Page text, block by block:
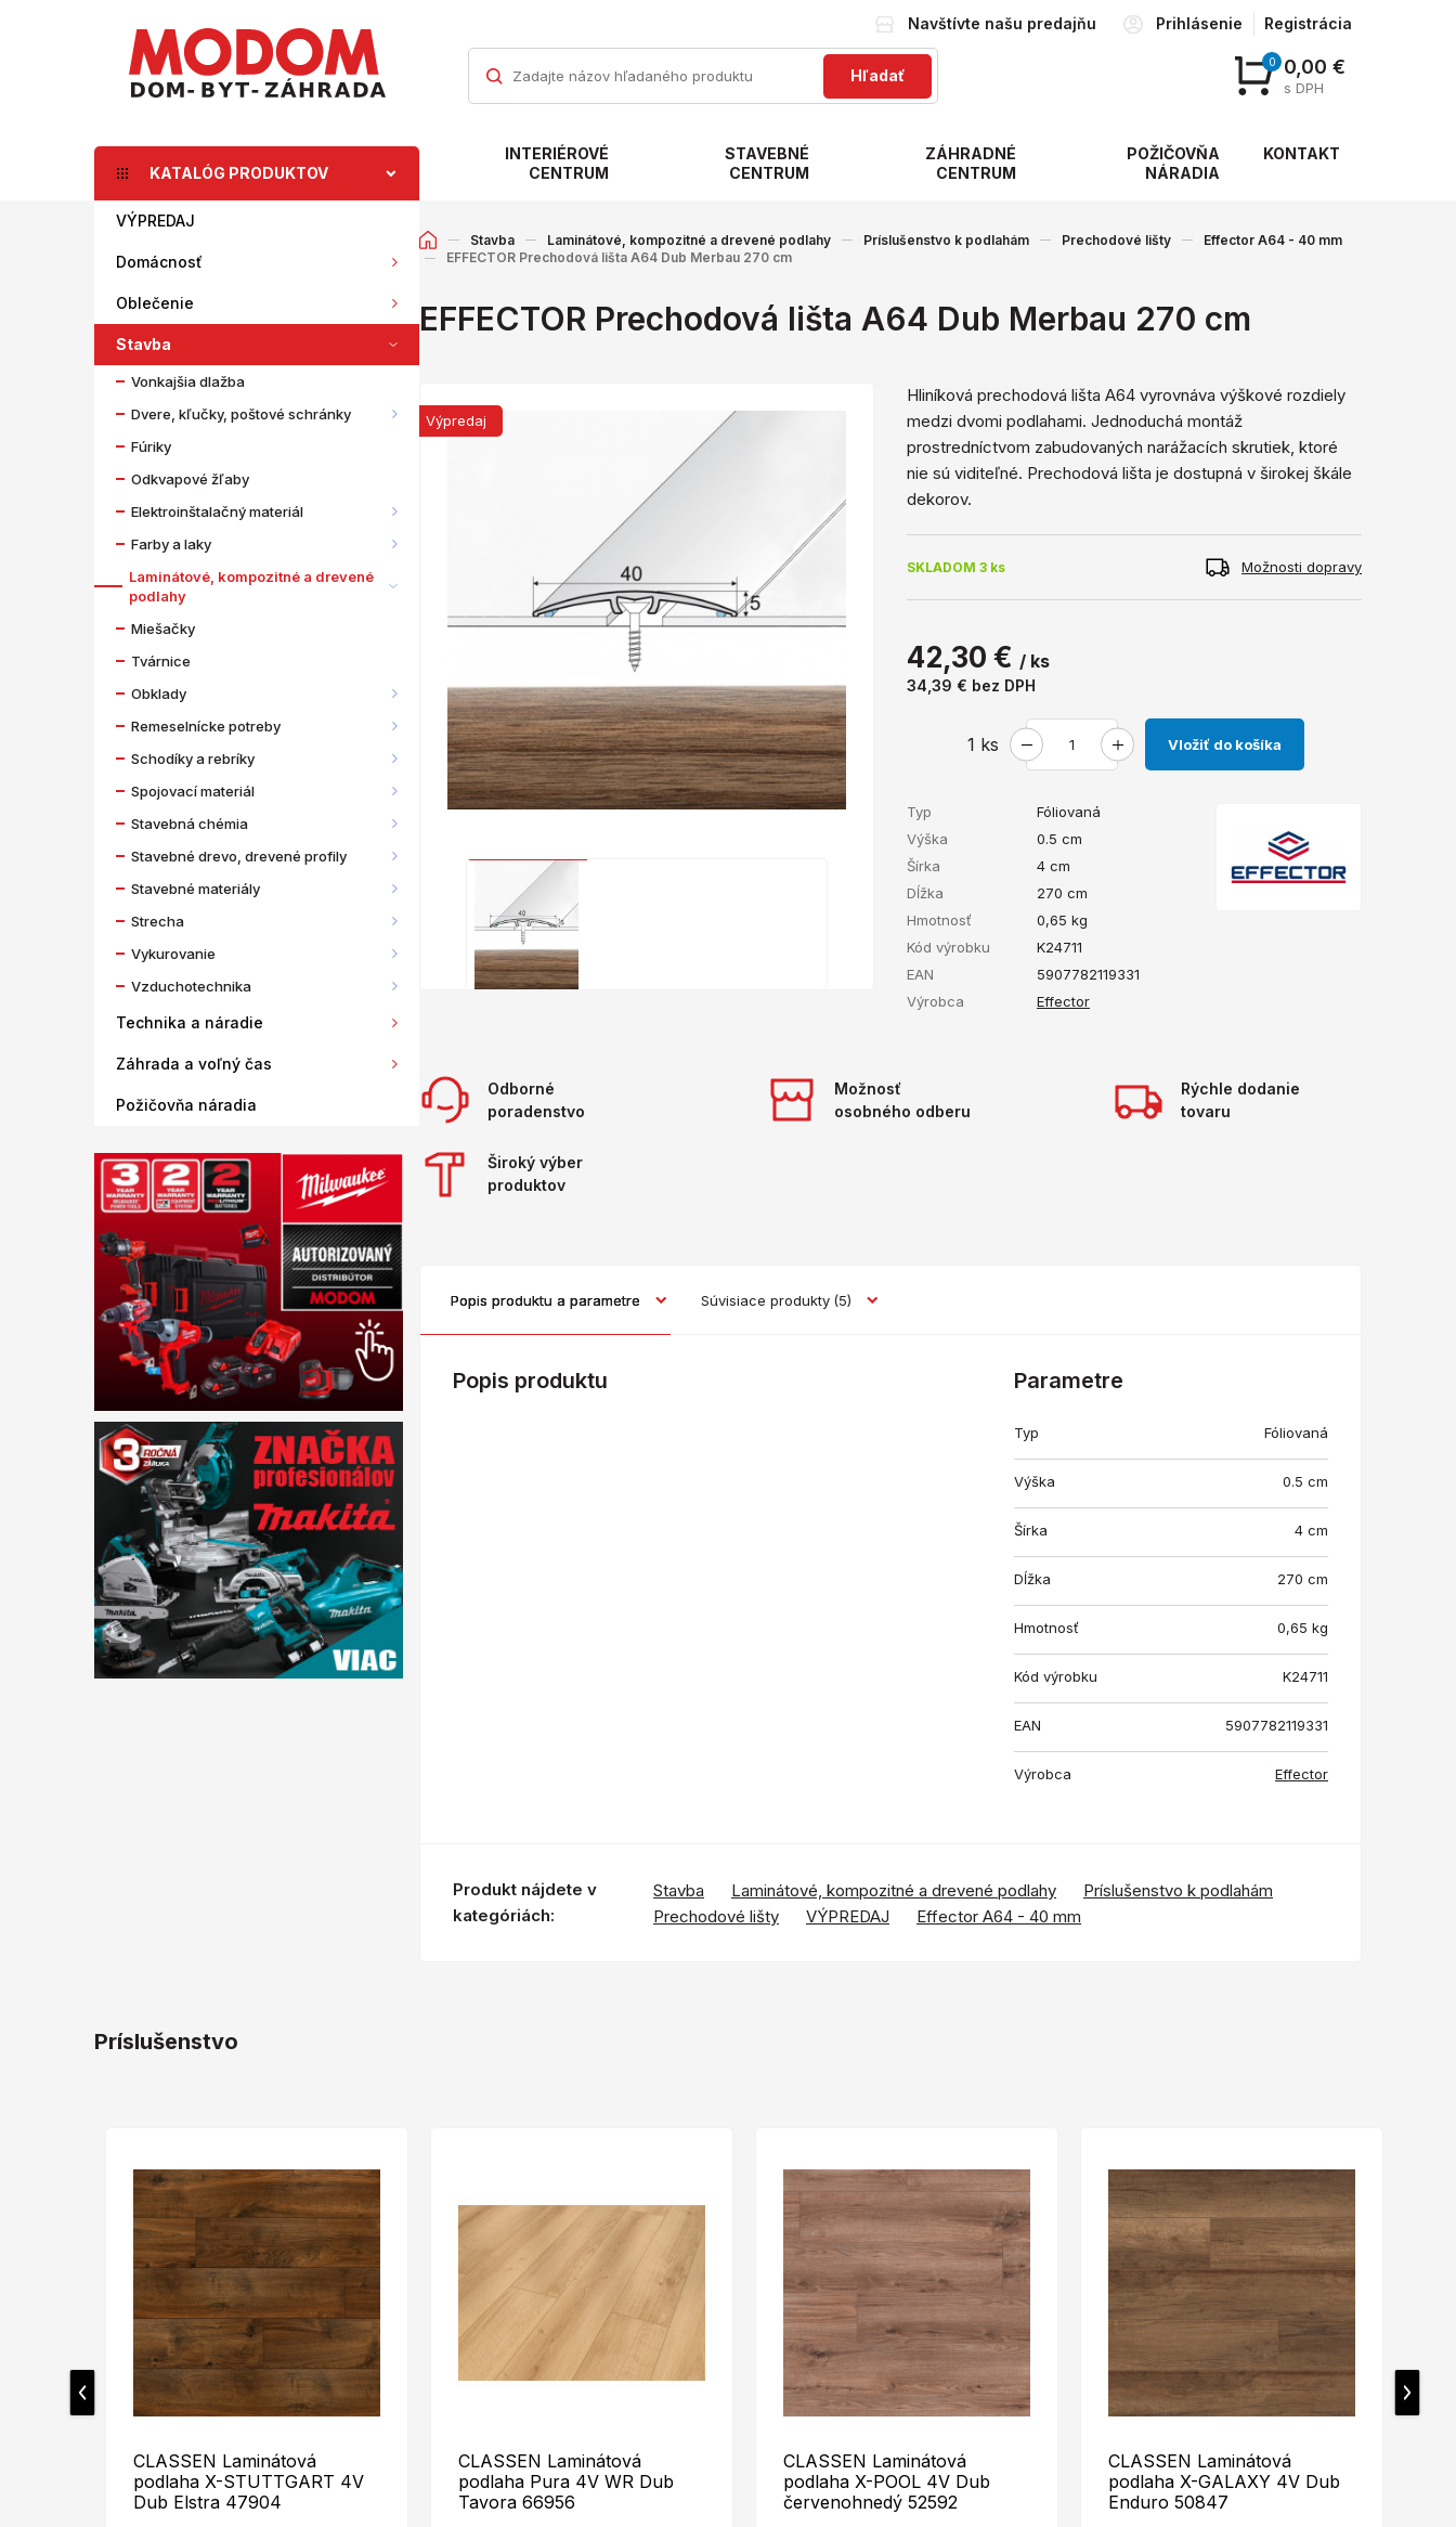
Navštívte našu predajňu Prihlásenie Registrácia
Hľadať
0 0,00 €
s DPH
INTERIÉROVÉ
CENTRUM
STAVEBNÉ
CENTRUM
ZÁHRADNÉ
CENTRUM
POŽIČOVŇA
NÁRADIA
KONTAKT
KATALÓG PRODUKTOV
VÝPREDAJ
Domácnosť
Oblečenie
Stavba
Vonkajšia dlažba
Dvere, kľučky, poštové schránky
Fúriky
Odkvapové žľaby
Elektroinštalačný materiál
Farby a laky
Laminátové, kompozitné a drevené
podlahy
Miešačky
Tvárnice
Obklady
Remeselnícke potreby
Schodíky a rebríky
Spojovací materiál
Stavebná chémia
Stavebné drevo, drevené profily
Stavebné materiály
Strecha
Vykurovanie
Vzduchotechnika
Technika a náradie
Záhrada a voľný čas
Požičovňa náradia
Stavba Laminátové, kompozitné a drevené podlahy Príslušenstvo k podlahám Prechodové lišty
Effector A64 - 40 mm
EFFECTOR Prechodová lišta A64 Dub Merbau 270 cm
EFFECTOR Prechodová lišta A64 Dub Merbau 270 cm
Výpredaj
Hliníková prechodová lišta A64 vyrovnáva výškové rozdiely
medzi dvomi podlahami. Jednoduchá montáž
prostredníctvom zabudovaných narážacích skrutiek, ktoré
nie sú viditeľné. Prechodová lišta je dostupná v širokej škále
dekorov.
SKLADOM 3 ks Možnosti dopravy
42,30 € / ks
34,39 € bez DPH
1 ks Vložiť do košíka
Typ
Fóliovaná
Výška
0.5 cm
Šírka
4 cm
Dĺžka
270 cm
Hmotnosť
0,65 kg
Kód výrobku
K24711
EAN
5907782119331
Výrobca
Effector
Odborné
poradenstvo
Možnosť
osobného odberu
Rýchle dodanie
tovaru
Široký výber
produktov
Popis produktu a parametre Súvisiace produkty (5)
Popis produktu Parametre
Typ Fóliovaná
Výška 0.5 cm
Šírka 4 cm
Dĺžka 270 cm
Hmotnosť 0,65 kg
Kód výrobku K24711
EAN 5907782119331
Výrobca Effector
Produkt nájdete v
kategóriách:
Stavba Laminátové, kompozitné a drevené podlahy
Príslušenstvo k podlahám
Prechodové lišty
VÝPREDAJ Effector A64 - 40 mm
Príslušenstvo
CLASSEN Laminátová
podlaha X-STUTTGART 4V
Dub Elstra 47904
CLASSEN Laminátová
podlaha Pura 4V WR Dub
Tavora 66956
CLASSEN Laminátová
podlaha X-POOL 4V Dub
červenohnedý 52592
CLASSEN Laminátová
podlaha X-GALAXY 4V Dub
Enduro 50847